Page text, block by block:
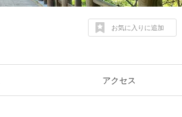
お気に入りに追加
アクセス